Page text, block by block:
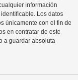
información
Los datos
únicamente con el fin de
en contratar de este
a guardar absoluta